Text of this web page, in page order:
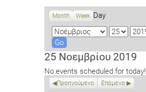
Month Week Day
M
o
n
h
D
y
Y
a
25 Νοεμβρίου 2019
No events scheduled for today!
Προηγούμενο Επόμενο